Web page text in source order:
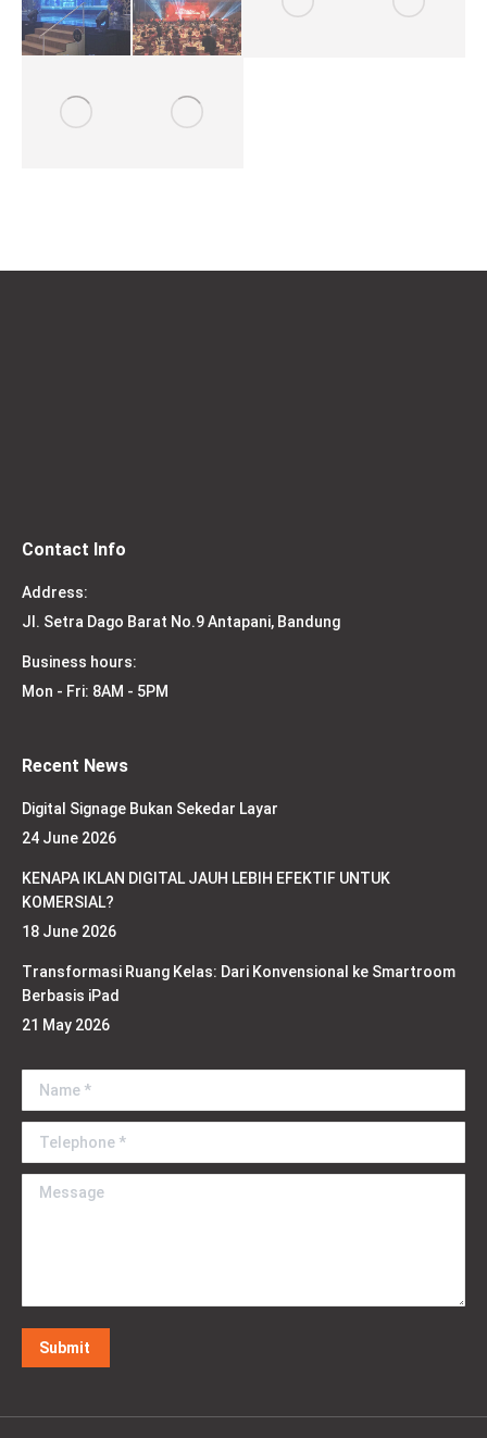
Contact Info
Address:
Jl. Setra Dago Barat No.9 Antapani, Bandung
Business hours:
Mon - Fri: 8AM - 5PM
Recent News
Digital Signage Bukan Sekedar Layar
24 June 2026
KENAPA IKLAN DIGITAL JAUH LEBIH EFEKTIF UNTUK
KOMERSIAL?
18 June 2026
Transformasi Ruang Kelas: Dari Konvensional ke Smartroom
Berbasis iPad
21 May 2026
Name *
Telephone *
Message
Submit